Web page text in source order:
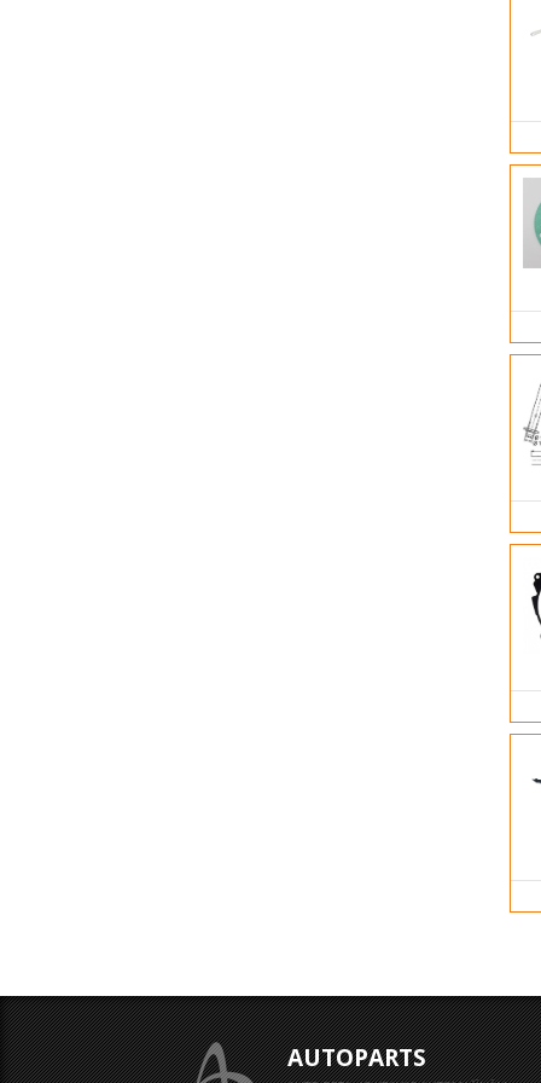
AUTOPARTS